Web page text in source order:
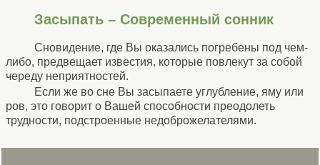
Засыпать – Современный сонник
Сновидение, где Вы оказались погребены под чем-
либо, предвещает известия, которые повлекут за собой
череду неприятностей.
Если же во сне Вы засыпаете углубление, яму или
ров, это говорит о Вашей способности преодолеть
трудности, подстроенные недоброжелателями.